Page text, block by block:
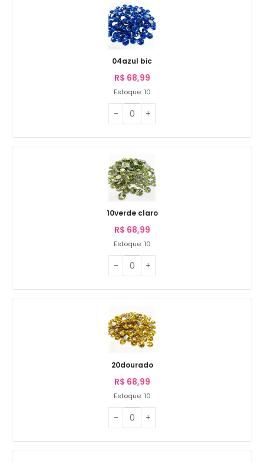
04azul bic
R$ 68,99
Estoque: 10
10verde claro
R$ 68,99
Estoque: 10
20dourado
R$ 68,99
Estoque: 10